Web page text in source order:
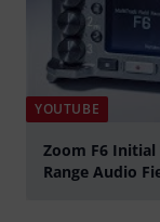
YOUTUBE
Zoom F6 Initial
Range Audio